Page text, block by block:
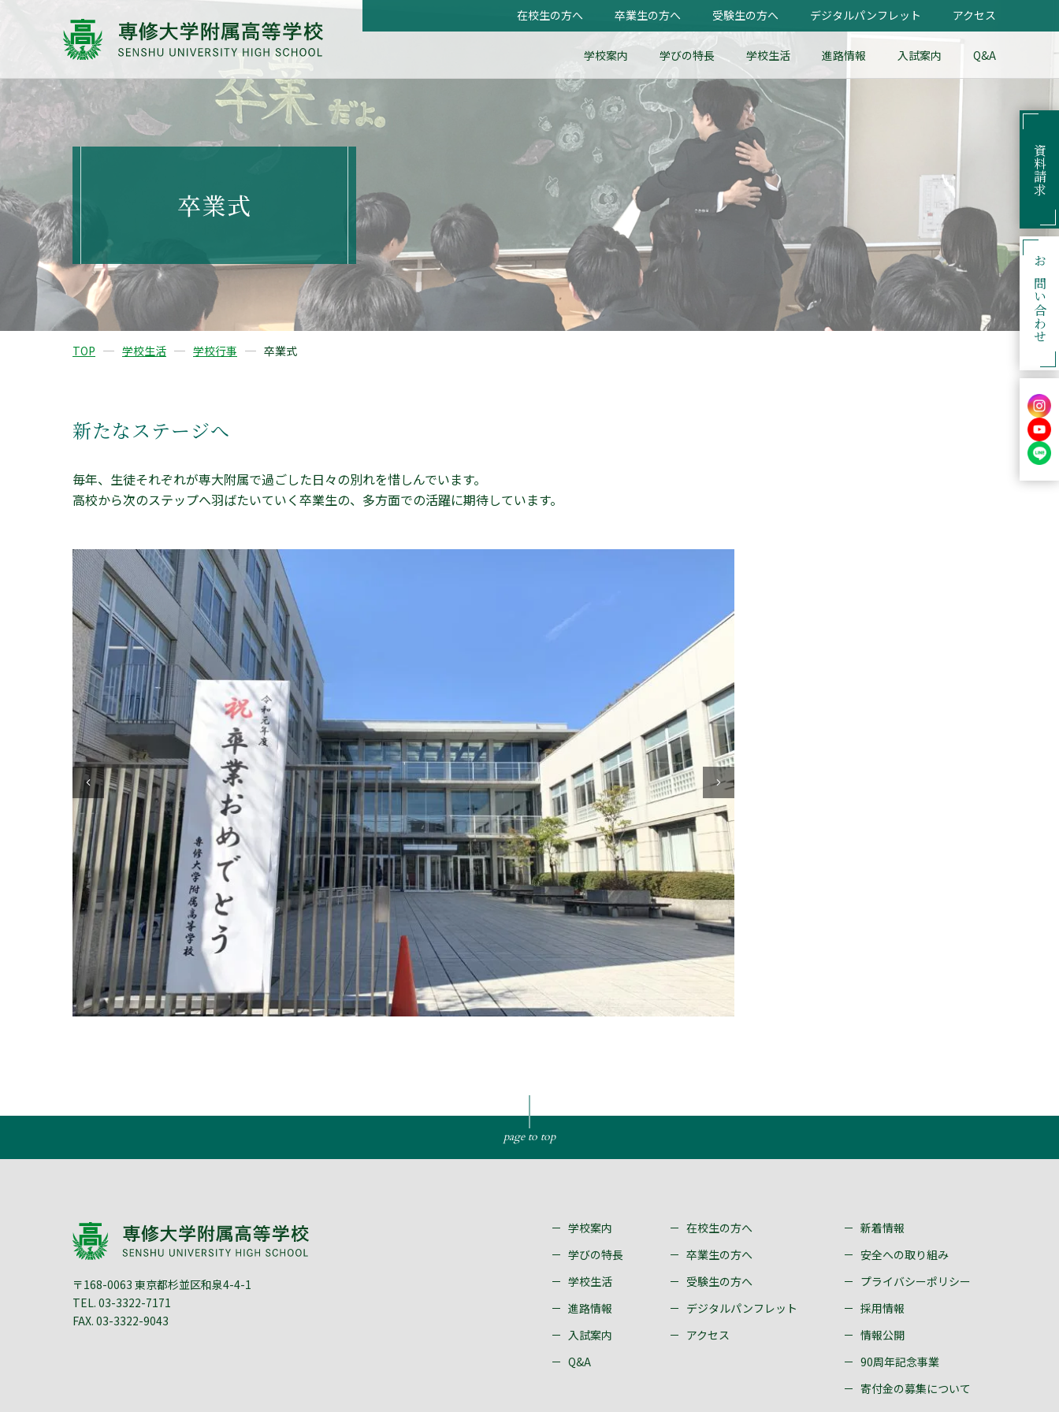
学校案内 学びの特長 学校生活 進路情報 入試案内 Q&A
在校生の方へ 卒業生の方へ 受験生の方へ デジタルパンフレット アクセス
卒業式
TOP 学校生活 学校行事 卒業式
新たなステージへ
毎年、生徒それぞれが専大附属で過ごした日々の別れを惜しんでいます。
高校から次のステップへ羽ばたいていく卒業生の、多方面での活躍に期待しています。
page to top
〒168-0063 東京都杉並区和泉4-4-1
TEL. 03-3322-7171
FAX. 03-3322-9043
学校案内
学びの特長
学校生活
進路情報
入試案内
Q&A
在校生の方へ
卒業生の方へ
受験生の方へ
デジタルパンフレット
アクセス
新着情報
安全への取り組み
プライバシーポリシー
採用情報
情報公開
90周年記念事業
寄付金の募集について
資料請求
お問い合わせ